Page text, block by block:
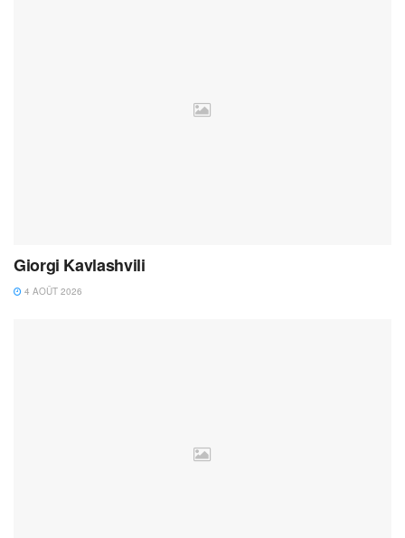
Giorgi Kavlashvili
4 AOÛT 2026